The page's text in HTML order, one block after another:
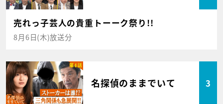
売れっ子芸人の貴重トーーク祭り!!
8月6日(木)放送分
名探偵のままでいて 3